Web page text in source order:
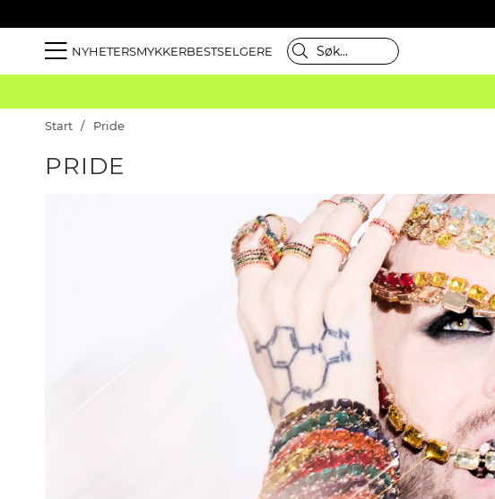
NYHETERSMYKKERBESTSELGERE
Start Pride
PRIDE